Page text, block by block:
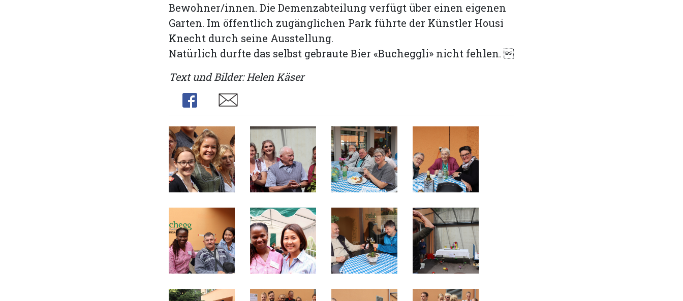
Bewohner/innen. Die Demenzabteilung verfügt über einen eigenen
Garten. Im öffentlich zugänglichen Park führte der Künstler Housi
Knecht durch seine Ausstellung.
Natürlich durfte das selbst gebraute Bier «Bucheggli» nicht fehlen. 
Text und Bilder: Helen Käser
Share
Share